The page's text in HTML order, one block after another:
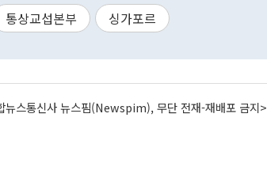
통상교섭본부 싱가포르
뉴스통신사 뉴스핌(Newspim), 무단 전재-재배포 금지>